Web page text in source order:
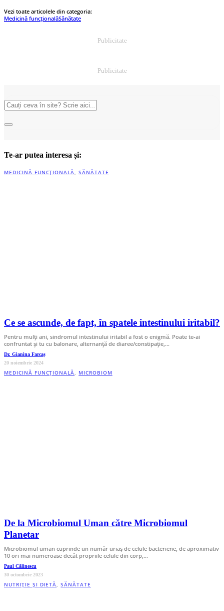
Vezi toate articolele din categoria:
Medicină funcționalăSănătate
Publicitate
Publicitate
Te-ar putea interesa și:
MEDICINĂ FUNCȚIONALĂ,SĂNĂTATE
Ce se ascunde, de fapt, în spatele intestinului iritabil?
Pentru mulți ani, sindromul intestinului iritabil a fost o enigmă. Poate te-ai
confruntat și tu cu balonare, alternanță de diaree/constipație,…
Dr. Gianina Farcaș
20 noiembrie 2024
MEDICINĂ FUNCȚIONALĂ, MICROBIOM
De la Microbiomul Uman către Microbiomul
Planetar
Microbiomul uman cuprinde un număr uriaș de celule bacteriene, de aproximativ
10 ori mai numeroase decât propriile celule din corp,…
Paul Călinescu
30 octombrie 2023
NUTRIȚIE ȘI DIETĂ,SĂNĂTATE